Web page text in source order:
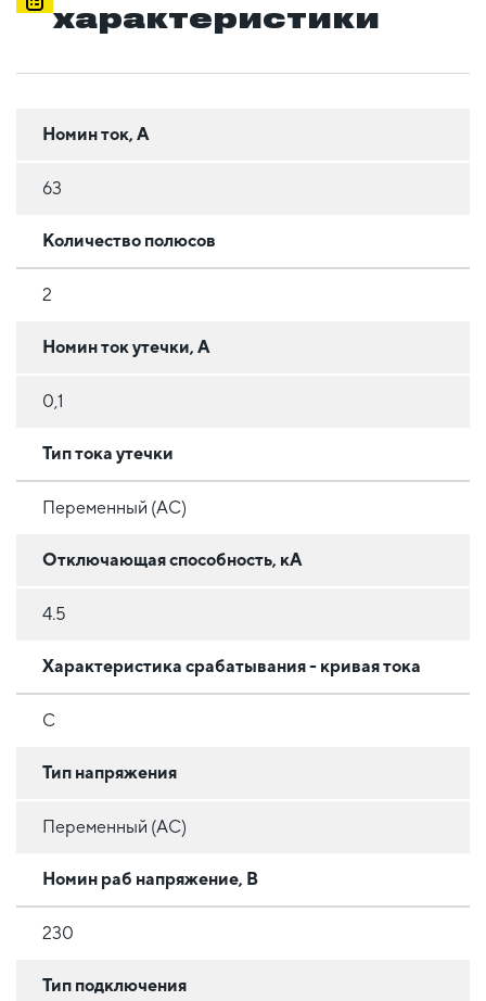
характеристики
Номин ток, А
63
Количество полюсов
2
Номин ток утечки, А
0,1
Тип тока утечки
Переменный (AC)
Отключающая способность, кА
4.5
Характеристика срабатывания - кривая тока
C
Тип напряжения
Переменный (AC)
Номин раб напряжение, В
230
Тип подключения